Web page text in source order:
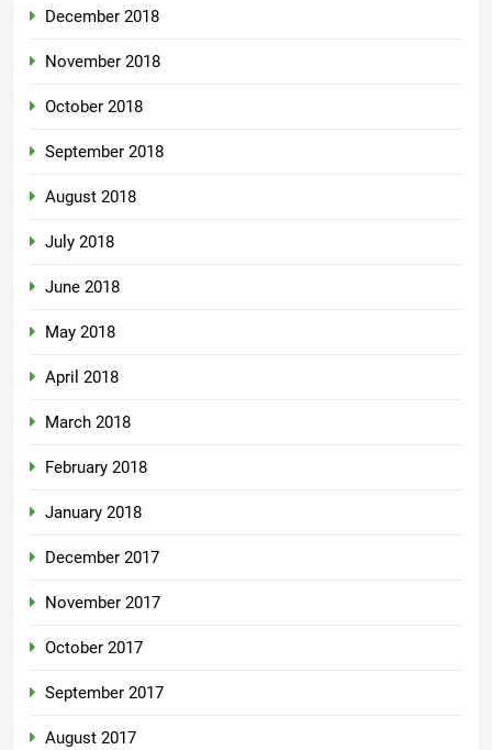
December 2018
November 2018
October 2018
September 2018
August 2018
July 2018
June 2018
May 2018
April 2018
March 2018
February 2018
January 2018
December 2017
November 2017
October 2017
September 2017
August 2017